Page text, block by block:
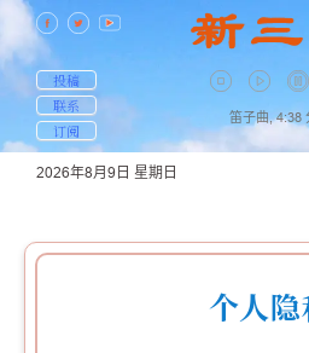
投稿
联系
订阅
笛子曲, 4:38
2026年8月9日 星期日
个人隐